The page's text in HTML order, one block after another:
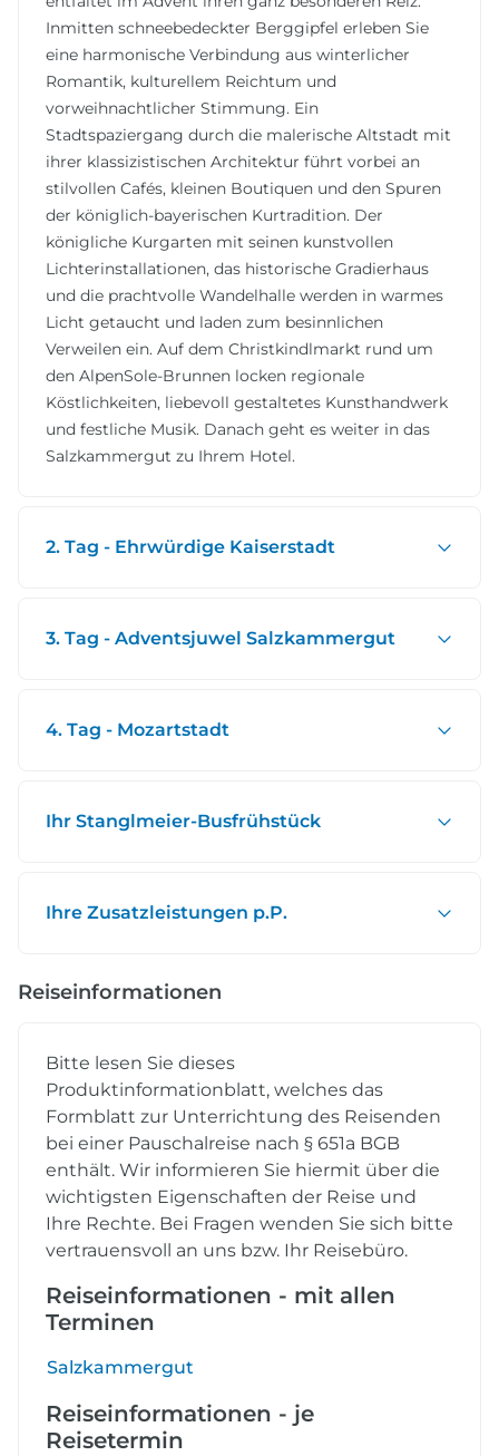
Inmitten schneebedeckter Berggipfel erleben Sie
eine harmonische Verbindung aus winterlicher
Romantik, kulturellem Reichtum und
vorweihnachtlicher Stimmung. Ein
Stadtspaziergang durch die malerische Altstadt mit
ihrer klassizistischen Architektur führt vorbei an
stilvollen Cafés, kleinen Boutiquen und den Spuren
der königlich-bayerischen Kurtradition. Der
königliche Kurgarten mit seinen kunstvollen
Lichterinstallationen, das historische Gradierhaus
und die prachtvolle Wandelhalle werden in warmes
Licht getaucht und laden zum besinnlichen
Verweilen ein. Auf dem Christkindlmarkt rund um
den AlpenSole-Brunnen locken regionale
Köstlichkeiten, liebevoll gestaltetes Kunsthandwerk
und festliche Musik. Danach geht es weiter in das
Salzkammergut zu Ihrem Hotel.
2. Tag - Ehrwürdige Kaiserstadt
3. Tag - Adventsjuwel Salzkammergut
4. Tag - Mozartstadt
Ihr Stanglmeier-Busfrühstück
Ihre Zusatzleistungen p.P.
Reiseinformationen
Bitte lesen Sie dieses
Produktinformationblatt, welches das
Formblatt zur Unterrichtung des Reisenden
bei einer Pauschalreise nach § 651a BGB
enthält. Wir informieren Sie hiermit über die
wichtigsten Eigenschaften der Reise und
Ihre Rechte. Bei Fragen wenden Sie sich bitte
vertrauensvoll an uns bzw. Ihr Reisebüro.
Reiseinformationen - mit allen
Terminen
Salzkammergut
Reiseinformationen - je
Reisetermin